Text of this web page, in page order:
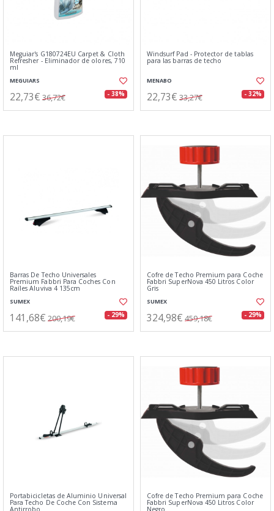
Meguiar's G180724EU Carpet & Cloth
Refresher - Eliminador de olores, 710
ml
MEGUIARS
22,73€ 36,72€ - 38%
Windsurf Pad - Protector de tablas
para las barras de techo
MENABO
22,73€ 33,27€ - 32%
Barras De Techo Universales
Premium Fabbri Para Coches Con
Raíles Aluviva 4 135cm
SUMEX
141,68€ 200,19€ - 29%
Cofre de Techo Premium para Coche
Fabbri SuperNova 450 Litros Color
Gris
SUMEX
324,98€ 459,18€ - 29%
Portabicicletas de Aluminio Universal
Para Techo De Coche Con Sistema
Antirrobo
Cofre de Techo Premium para Coche
Fabbri SuperNova 450 Litros Color
Negro